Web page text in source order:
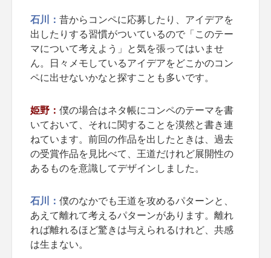
石川： 昔からコンペに応募したり、アイデアを
出したりする習慣がついているので「このテー
マについて考えよう」と気を張ってはいませ
ん。日々メモしているアイデアをどこかのコン
ペに出せないかなと探すことも多いです。
姫野： 僕の場合はネタ帳にコンペのテーマを書
いておいて、それに関することを漠然と書き連
ねています。前回の作品を出したときは、過去
の受賞作品を見比べて、王道だけれど展開性の
あるものを意識してデザインしました。
石川： 僕のなかでも王道を攻めるパターンと、
あえて離れて考えるパターンがあります。離れ
れば離れるほど驚きは与えられるけれど、共感
は生まない。